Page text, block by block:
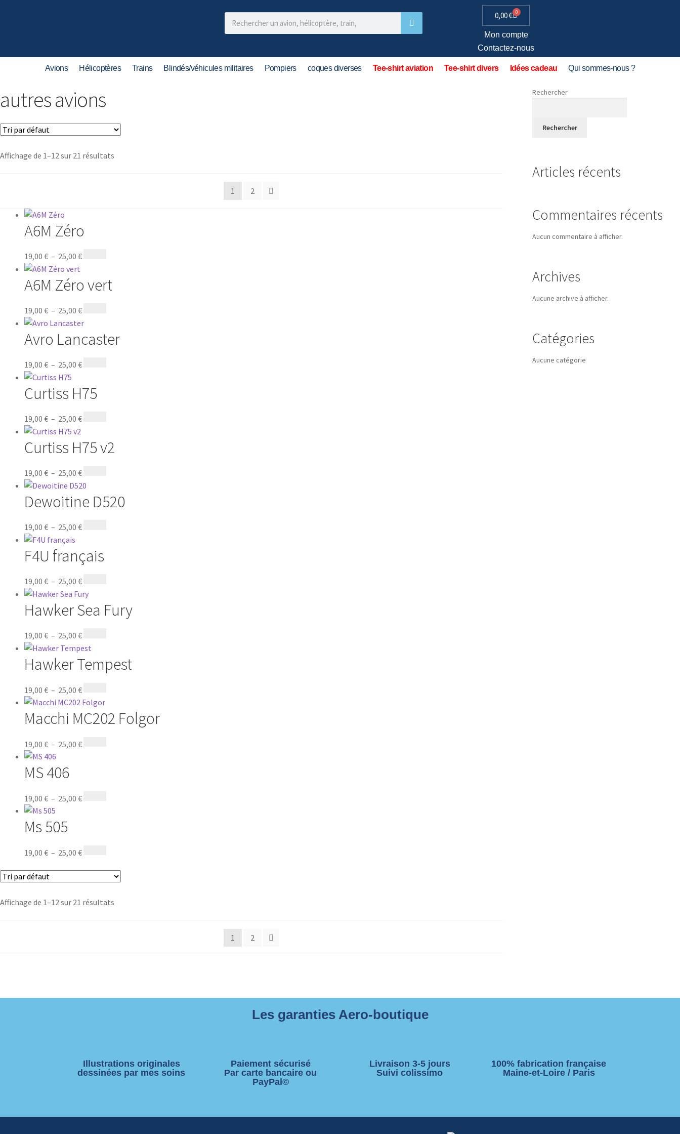
0,00€ 0
Mon compte
Contactez-nous
Avions Hélicoptères Trains Blindés/véhicules militaires Pompiers coques diverses Tee-shirt aviation Tee-shirt divers Idées cadeau Qui sommes-nous ?
autres avions
Affichage de 1–12 sur 21 résultats
1 2
A6M Zéro
19,00 € – 25,00 €
A6M Zéro vert
19,00 € – 25,00 €
Avro Lancaster
19,00 € – 25,00 €
Curtiss H75
19,00 € – 25,00 €
Curtiss H75 v2
19,00 € – 25,00 €
Dewoitine D520
19,00 € – 25,00 €
F4U français
19,00 € – 25,00 €
Hawker Sea Fury
19,00 € – 25,00 €
Hawker Tempest
19,00 € – 25,00 €
Macchi MC202 Folgor
19,00 € – 25,00 €
MS 406
19,00 € – 25,00 €
Ms 505
19,00 € – 25,00 €
Affichage de 1–12 sur 21 résultats
1 2
Rechercher
Rechercher
Articles récents
Commentaires récents
Aucun commentaire à afficher.
Archives
Aucune archive à afficher.
Catégories
Aucune catégorie
Les garanties Aero-boutique
Illustrations originales
dessinées par mes soins
Paiement sécurisé
Par carte bancaire ou
PayPal©
Livraison 3-5 jours
Suivi colissimo
100% fabrication française
Maine-et-Loire / Paris